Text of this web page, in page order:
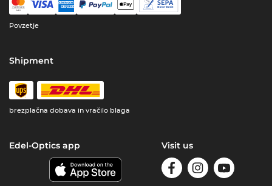
Povzetje
Shipment
brezplačna dobava in vračilo blaga
Edel-Optics app Visit us